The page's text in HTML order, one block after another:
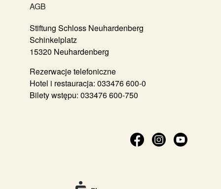
AGB
Stiftung Schloss Neuhardenberg
Schinkelplatz
15320 Neuhardenberg
Rezerwacje telefoniczne
Hotel i restauracja: 033476 600-0
Bilety wstępu: 033476 600-750